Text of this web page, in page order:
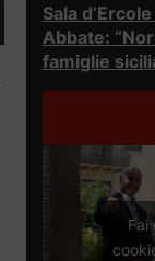
Sala
Abbate:
famiglie
Fai